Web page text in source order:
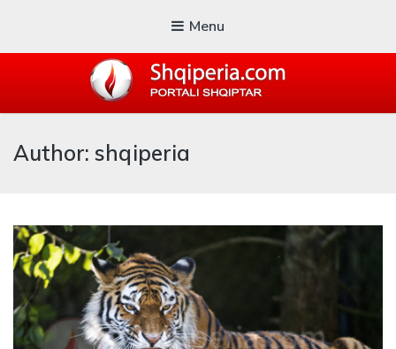
Menu
Blogu i ShqiperiaCom
Author: shqiperia